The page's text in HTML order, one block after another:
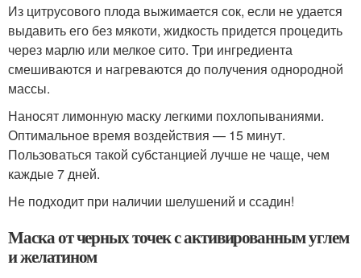
Из цитрусового плода выжимается сок, если не удается
выдавить его без мякоти, жидкость придется процедить
через марлю или мелкое сито. Три ингредиента
смешиваются и нагреваются до получения однородной
массы.
Наносят лимонную маску легкими похлопываниями.
Оптимальное время воздействия — 15 минут.
Пользоваться такой субстанцией лучше не чаще, чем
каждые 7 дней.
Не подходит при наличии шелушений и ссадин!
Маска от черных точек с активированным углем
и желатином